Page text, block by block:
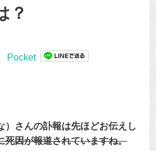
？
Pocket
）さんの訃報は先ほどお伝えし
死因が報道されていますね。